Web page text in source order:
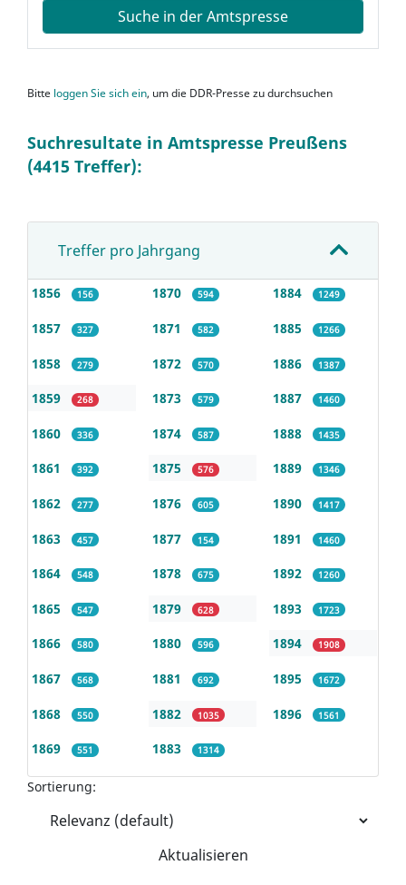
Suche in der Amtspresse
Bitte loggen Sie sich ein, um die DDR-Presse zu durchsuchen
Suchresultate in Amtspresse Preußens
(4415 Treffer):
Treffer pro Jahrgang
1856 156
1857 327
1858 279
1859 268
1860 336
1861 392
1862 277
1863 457
1864 548
1865 547
1866 580
1867 568
1868 550
1869 551
1870 594
1871 582
1872 570
1873 579
1874 587
1875 576
1876 605
1877 154
1878 675
1879 628
1880 596
1881 692
1882 1035
1883 1314
1884 1249
1885 1266
1886 1387
1887 1460
1888 1435
1889 1346
1890 1417
1891 1460
1892 1260
1893 1723
1894 1908
1895 1672
1896 1561
Sortierung:
Aktualisieren